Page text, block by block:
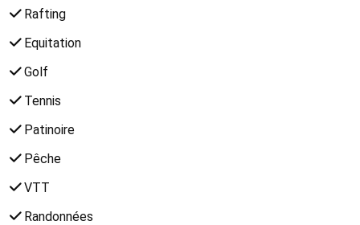
Rafting
Equitation
Golf
Tennis
Patinoire
Pêche
VTT
Randonnées